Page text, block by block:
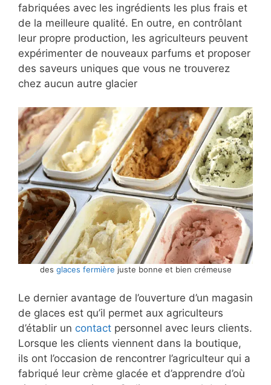
fabriquées avec les ingrédients les plus frais et
de la meilleure qualité. En outre, en contrôlant
leur propre production, les agriculteurs peuvent
expérimenter de nouveaux parfums et proposer
des saveurs uniques que vous ne trouverez
chez aucun autre glacier
des glaces fermière juste bonne et bien crémeuse
Le dernier avantage de l’ouverture d’un magasin
de glaces est qu’il permet aux agriculteurs
d’établir un contact personnel avec leurs clients.
Lorsque les clients viennent dans la boutique,
ils ont l’occasion de rencontrer l’agriculteur qui a
fabriqué leur crème glacée et d’apprendre d’où